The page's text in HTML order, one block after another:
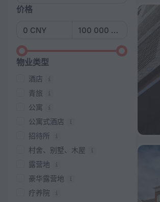
价格
物业类型
酒店
青旅
公寓
公寓式酒店
招待所
村舍、别墅、木屋
露营地
豪华露营地
疗养院